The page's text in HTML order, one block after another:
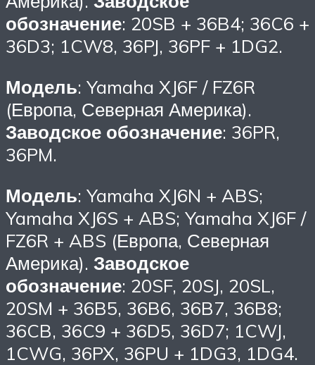
обозначение: 20SB + 36B4; 36C6 +
36D3; 1CW8, 36PJ, 36PF + 1DG2.
Модель: Yamaha XJ6F / FZ6R
(Европа, Северная Америка).
Заводское обозначение: 36PR,
36PM.
Модель: Yamaha XJ6N + ABS;
Yamaha XJ6S + ABS; Yamaha XJ6F /
FZ6R + ABS (Европа, Северная
Америка). Заводское
обозначение: 20SF, 20SJ, 20SL,
20SM + 36B5, 36B6, 36B7, 36B8;
36CB, 36C9 + 36D5, 36D7; 1CWJ,
1CWG, 36PX, 36PU + 1DG3, 1DG4.